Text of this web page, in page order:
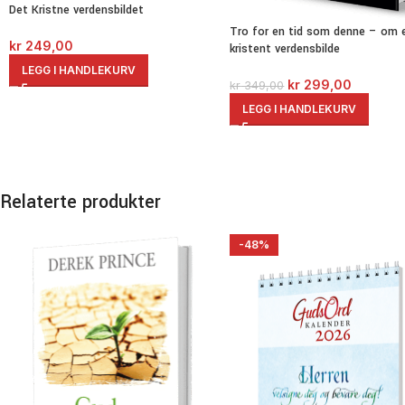
Det Kristne verdensbildet
kr 249,00
LEGG I HANDLEKURV
Tro for en tid som denne – om
kristent verdensbilde
kr349,00 kr 299,00
LEGG I HANDLEKURV
Relaterte produkter
-48%